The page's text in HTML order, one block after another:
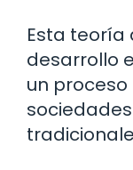
Esta teoría
desarrollo
un